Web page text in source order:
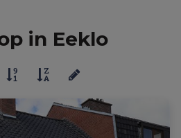
in Eeklo